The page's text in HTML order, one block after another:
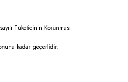
Tüketicinin Korunması
kadar geçerlidir.